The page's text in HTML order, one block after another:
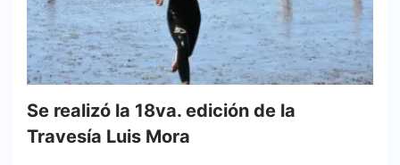
Se realizó la 18va. edición de la
Travesía Luis Mora